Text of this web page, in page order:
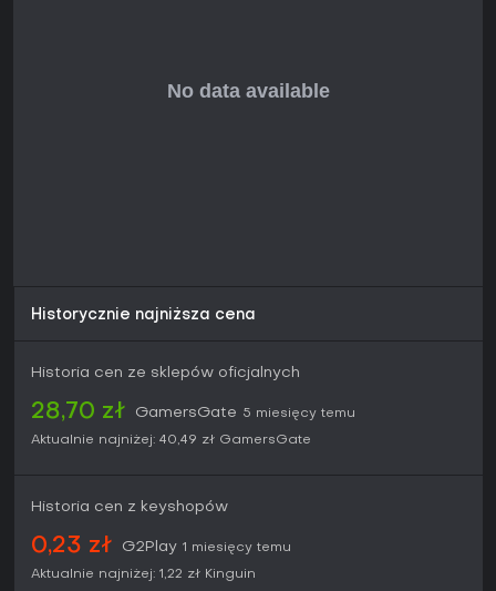
odbyła się we wrześniu 2023 roku, a od tego czasu ukazały
regulowany poziom trudności wspierają różne style gry, nie
wymagając wcześniejszego doświadczenia w gatunku. Gra
wymagań poza podstawową wersją.
Historycznie najniższa cena
Historia cen ze sklepów oficjalnych
28,70 zł GamersGate 5 miesięcy temu
Aktualnie najniżej: 40,49 zł GamersGate
Historia cen z keyshopów
0,23 zł G2Play 1 miesięcy temu
Aktualnie najniżej: 1,22 zł Kinguin